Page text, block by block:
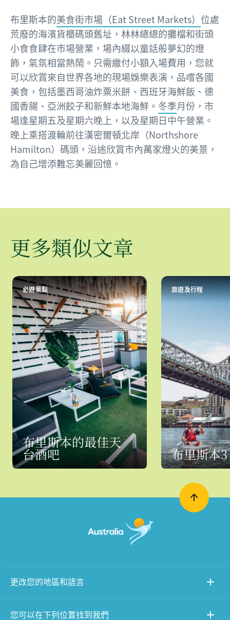
布里斯本的美食街市場（Eat Street Markets） 位處
荒廢的海濱貨櫃碼頭舊址，林林總總的攤檔和街頭
小食食肆在市場營業，場內綴以童話般夢幻的燈
飾，氣氛相當熱鬧。只需繳付小額入場費用，您就
可以欣賞來自世界各地的現場娛樂表演，品嚐各國
美食，包括墨西哥油炸粟米餅、西班牙海鮮飯、德
國香腸、亞洲餃子和新鮮本地海鮮。 冬季月份，市
場逢星期五及星期六晚上，以及星期日中午營業。
晚上乘搭渡輪前往漢密爾頓北岸（Northshore
Hamilton）碼頭，沿途欣賞市內萬家燈火的美景，
為自己增添難忘美麗回憶。
更多類似文章
必遊景點
布里斯本的最佳天
台酒吧
旅遊及行程
布里斯本
更改您的地區和語言
您可以在下列位置找到我們